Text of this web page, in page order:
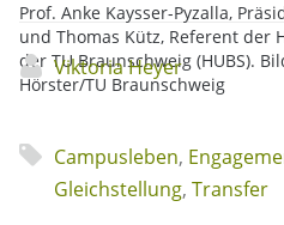
Prof. Anke Kaysser-Pyzalla,
und Thomas Kütz, Referent der
der TU Braunschweig (HUBS).
Hörster/TU Braunschweig
Viktoria Heyer
Campusleben,
Gleichstellung, Transfer